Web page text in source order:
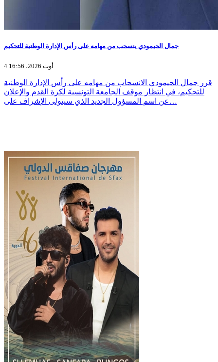
جمال الحيمودي ينسحب من مهامه على رأس الإدارة الوطنية للتحكيم
4 أوت 2026، 16:56
قرر جمال الحيمودي الانسحاب من مهامه على رأس الإدارة الوطنية
للتحكيم، في انتظار موقف الجامعة التونسية لكرة القدم والإعلان
عن اسم المسؤول الجديد الذي سيتولى الإشراف على…